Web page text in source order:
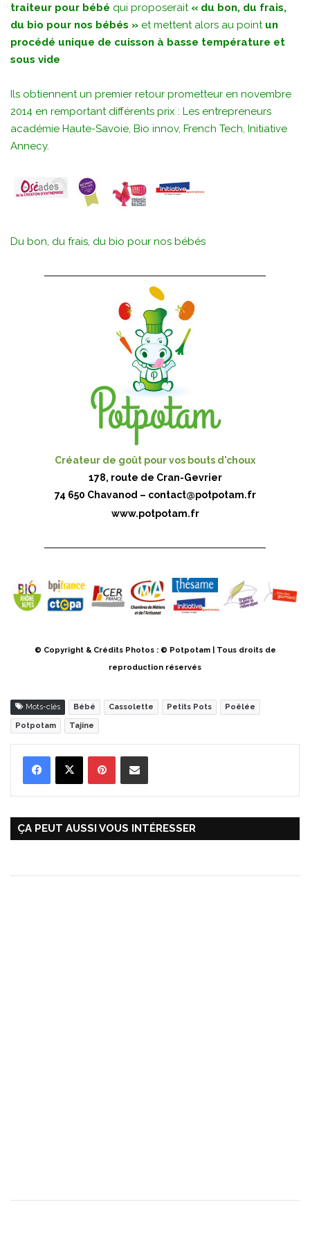
traiteur pour bébé qui proposerait « du bon, du frais,
du bio pour nos bébés » et mettent alors au point un
procédé unique de cuisson à basse température et
sous vide
Ils obtiennent un premier retour prometteur en novembre
2014 en remportant différents prix : Les entrepreneurs
académie Haute-Savoie, Bio innov, French Tech, Initiative
Annecy.
Du bon, du frais, du bio pour nos bébés
Créateur de goût pour vos bouts d'choux
178, route de Cran-Gevrier
74 650 Chavanod – contact@potpotam.fr
www.potpotam.fr
© Copyright & Crédits Photos : © Potpotam | Tous droits de
reproduction réservés
Mots-clés Bébé Cassolette Petits Pots Poêlée
Potpotam Tajine
ÇA PEUT AUSSI VOUS INTÉRESSER